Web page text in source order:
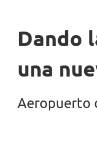
Dando
una
Aeropuerto